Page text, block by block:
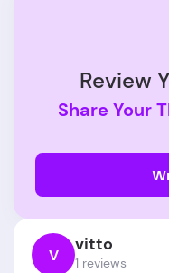
Review
Share Your
V vitto
1 reviews